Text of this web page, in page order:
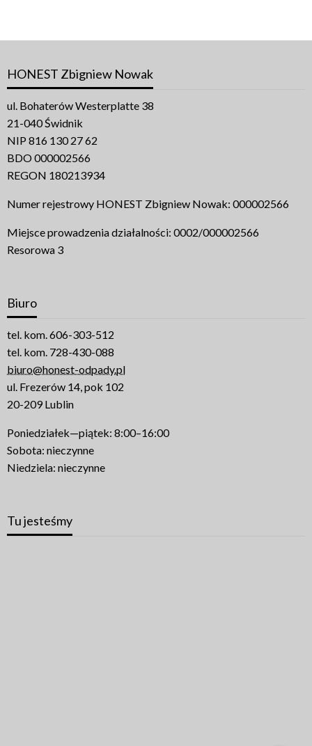
HONEST Zbigniew Nowak
ul. Bohaterów Westerplatte 38
21-040 Świdnik
NIP 816 130 27 62
BDO 000002566
REGON 180213934
Numer rejestrowy HONEST Zbigniew Nowak: 000002566
Miejsce prowadzenia działalności: 0002/000002566
Resorowa 3
Biuro
tel. kom. 606-303-512
tel. kom. 728-430-088
biuro@honest-odpady.pl
ul. Frezerów 14, pok 102
20-209 Lublin
Poniedziałek—piątek: 8:00–16:00
Sobota: nieczynne
Niedziela: nieczynne
Tu jesteśmy